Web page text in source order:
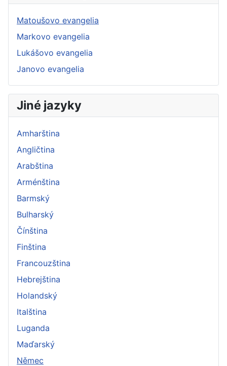
Matoušovo evangelia
Markovo evangelia
Lukášovo evangelia
Janovo evangelia
Jiné jazyky
Amharština
Angličtina
Arabština
Arménština
Barmský
Bulharský
Čínština
Finština
Francouzština
Hebrejština
Holandský
Italština
Luganda
Maďarský
Němec